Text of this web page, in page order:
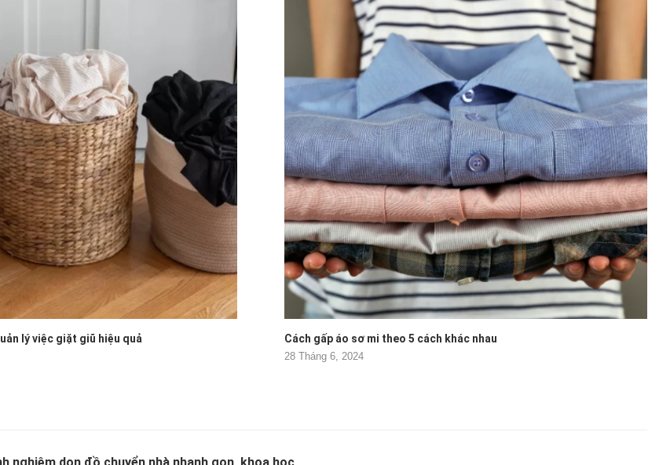
lý việc giặt giũ hiệu quả Cách gấp áo sơ mi theo 5 cách khác nhau
28 Tháng 6, 2024
nghiệm dọn đồ chuyển nhà nhanh gọn, khoa học